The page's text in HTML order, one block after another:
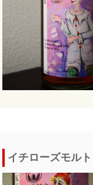
イチローズモル